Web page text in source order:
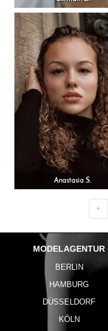
Anastasia S.
«
MODELAGENTUR
BERLIN
HAMBURG
DÜSSELDORF
KÖLN